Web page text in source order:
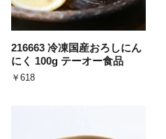
216663 冷凍国産おろしにん
にく 100g テーオー食品
￥618